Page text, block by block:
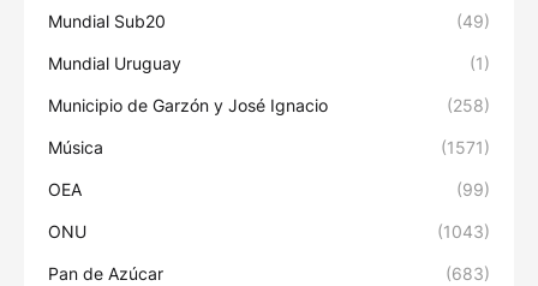
Mundial Sub20 (49)
Mundial Uruguay (1)
Municipio de Garzón y José Ignacio (258)
Música (1571)
OEA (99)
ONU (1043)
Pan de Azúcar (683)